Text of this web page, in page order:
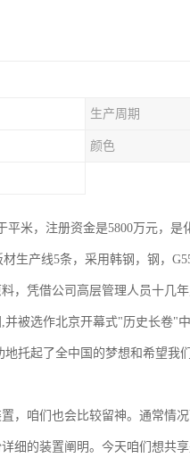
生产周期
颜色
米，注册资金是5800万元，
生产线5条，采用韩钢，钢，
，凭借公司高层管理人员十几
被选作北京开幕式"历史长卷"
托起了全中国的梦想和希望我
，咱们也会比较留神。通常情
细的装置阐明。今天咱们想共